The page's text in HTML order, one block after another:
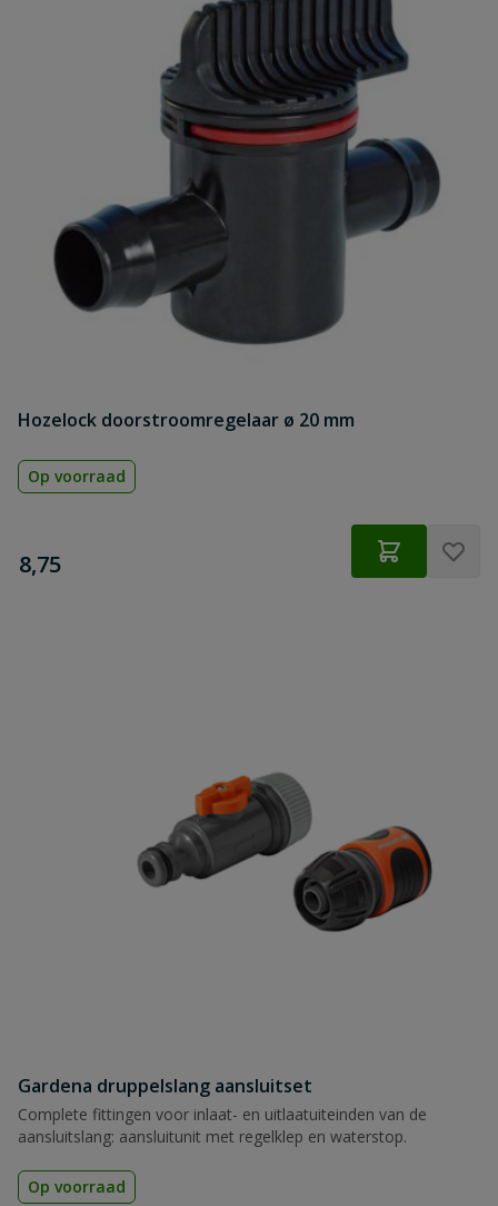
Hozelock doorstroomregelaar ø 20 mm
Op voorraad
€
8,75
Gardena druppelslang aansluitset
Complete fittingen voor inlaat- en uitlaatuiteinden van de
aansluitslang: aansluitunit met regelklep en waterstop.
Op voorraad